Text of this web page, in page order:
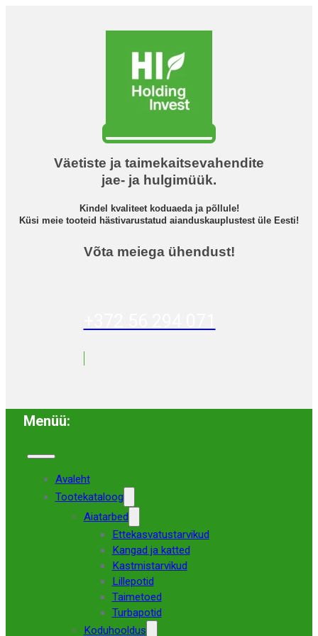
Väetiste ja taimekaitsevahendite
jae- ja hulgimüük.
Kindel kvaliteet koduaeda ja põllule!
Küsi meie tooteid hästivarustatud aianduskauplustest üle Eesti!
Võta meiega ühendust!
Menüü:
Avaleht
Tootekataloog
Aiatarbed
Ettekasvatustarvikud
Kangad ja katted
Kastmistarvikud
Lillepotid
Taimetoed
Turbapotid
Koduhooldus